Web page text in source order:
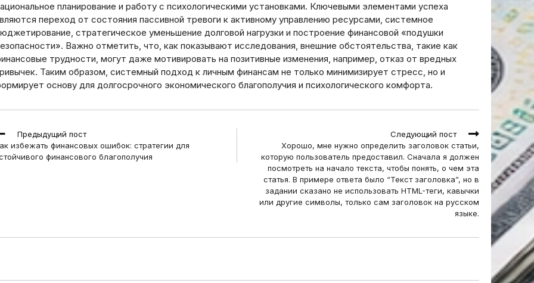
планирование и работу с психологическими установками. Ключевыми элементами успеха
переход от состояния пассивной тревоги к активному управлению ресурсами, системное
стратегическое уменьшение долговой нагрузки и построение финансовой «подушки
Важно отметить, что, как показывают исследования, внешние обстоятельства, такие как
трудности, могут даже мотивировать на позитивные изменения, например, отказ от вредных
Таким образом, системный подход к личным финансам не только минимизирует стресс, но и
основу для долгосрочного экономического благополучия и психологического комфорта.
Предыдущий пост
избежать финансовых ошибок: стратегии для
финансового благополучия
Следующий пост
Хорошо, мне нужно определить заголовок статьи,
которую пользователь предоставил. Сначала я должен
посмотреть на начало текста, чтобы понять, о чем эта
статья. В примере ответа было “Текст заголовка”, но в
задании сказано не использовать HTML-теги, кавычки
или другие символы, только сам заголовок на русском
языке.